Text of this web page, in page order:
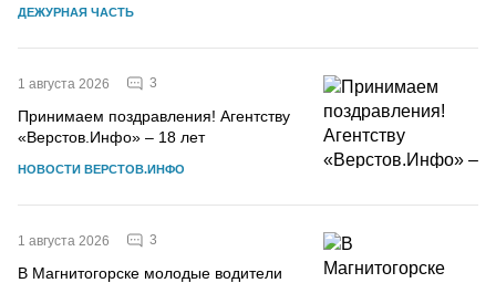
ДЕЖУРНАЯ ЧАСТЬ
1 августа 2026 3
Принимаем поздравления! Агентству
«Верстов.Инфо» – 18 лет
НОВОСТИ ВЕРСТОВ.ИНФО
1 августа 2026 3
В Магнитогорске молодые водители